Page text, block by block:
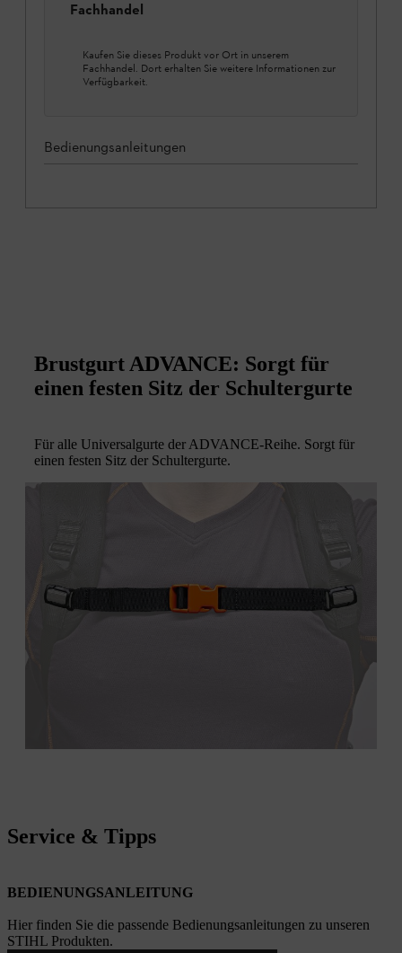
Fachhandel
Kaufen Sie dieses Produkt vor Ort in unserem
Fachhandel. Dort erhalten Sie weitere Informationen zur
Verfügbarkeit.
Bedienungsanleitungen
Brustgurt ADVANCE: Sorgt für
einen festen Sitz der Schultergurte
Für alle Universalgurte der ADVANCE-Reihe. Sorgt für
einen festen Sitz der Schultergurte.
Service & Tipps
BEDIENUNGSANLEITUNG
Hier finden Sie die passende Bedienungsanleitungen zu unseren
STIHL Produkten.